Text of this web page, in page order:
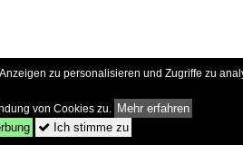
zu personalisieren und Zugriffe zu
von Cookies zu. Mehr erfahren
 Ich stimme zu